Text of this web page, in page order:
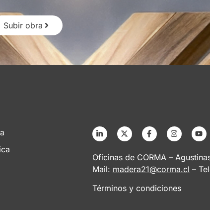
Subir obra
Oficinas de CORMA –
Mail: madera21@corma.cl –
Términos y condiciones